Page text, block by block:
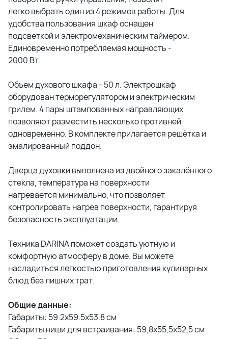
легко выбрать один из 4 режимов работы. Для
удобства пользования шкаф оснащен
подсветкой и электромеханическим таймером.
Единовременно потребляемая мощность -
2000 Вт.
Объем духового шкафа - 50 л. Электрошкаф
оборудован терморегулятором и электрическим
грилем. 4 пары штампованных направляющих
позволяют разместить несколько противней
одновременно. В комплекте прилагается решётка и
эмалированный поддон.
Дверца духовки выполнена из двойного закалённого
стекла, температура на поверхности
нагревается минимально, что позволяет
контролировать нагрев поверхности, гарантируя
безопасность эксплуатации.
Техника DARINA поможет создать уютную и
комфортную атмосферу в доме. Вы можете
насладиться легкостью приготовления кулинарных
блюд без лишних трат.
Общие данные:
Габариты: 59.2х59.5х53.8 см
Габариты ниши для встраивания: 59,8х55,5х52,5 см